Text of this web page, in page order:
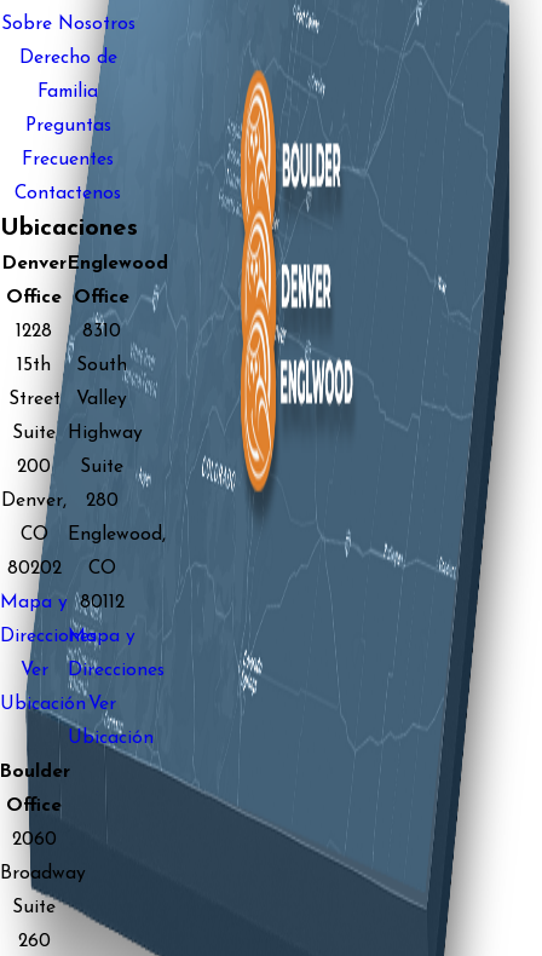
Sobre Nosotros
Derecho de
Familia
Preguntas
Frecuentes
Contactenos
Ubicaciones
Denver
Office
1228
15th
Street
Suite
200
Denver,
CO
80202
Mapa y
Direcciones
Ver
Ubicación
Englewood
Office
8310
South
Valley
Highway
Suite
280
Englewood,
CO
80112
Mapa y
Direcciones
Ver
Ubicación
Boulder
Office
2060
Broadway
Suite
260